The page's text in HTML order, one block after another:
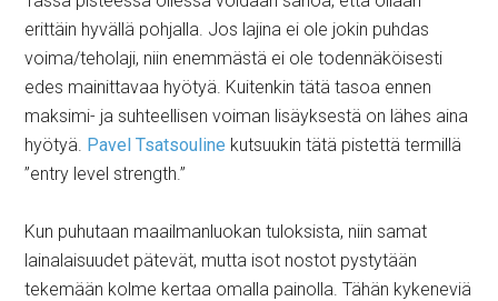
erittäin hyvällä pohjalla. Jos lajina ei ole jokin puhdas
voima/teholaji, niin enemmästä ei ole todennäköisesti
edes mainittavaa hyötyä. Kuitenkin tätä tasoa ennen
maksimi- ja suhteellisen voiman lisäyksestä on lähes aina
hyötyä. Pavel Tsatsouline kutsuukin tätä pistettä termillä
”entry level strength.”
Kun puhutaan maailmanluokan tuloksista, niin samat
lainalaisuudet pätevät, mutta isot nostot pystytään
tekemään kolme kertaa omalla painolla. Tähän kykeneviä